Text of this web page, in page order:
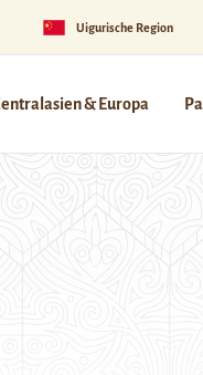
Uigurische Region
& Europa